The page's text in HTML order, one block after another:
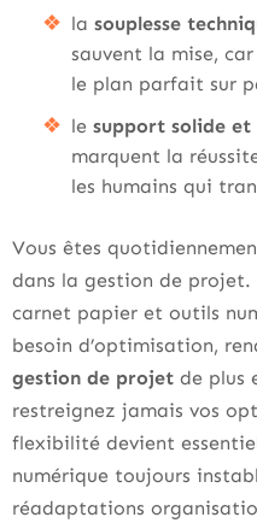
la souplesse
sauvent la mise,
le plan parfait sur
le support solide et
marquent la
les humains qui
Vous êtes
dans la gestion de projet.
carnet papier et outils
besoin d’optimisation,
gestion de projet de plus
restreignez jamais vos
flexibilité devient
numérique toujours
réadaptations